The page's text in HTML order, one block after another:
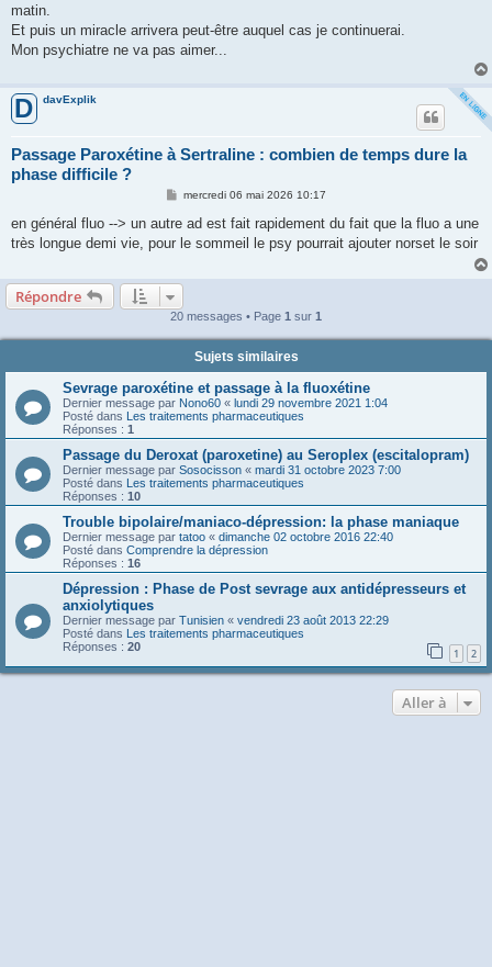
matin.
Et puis un miracle arrivera peut-être auquel cas je continuerai.
Mon psychiatre ne va pas aimer...
D davExplik
Passage Paroxétine à Sertraline : combien de temps dure la
phase difficile ?
M
s
a
mercredi 06 mai 2026 10:17
en général fluo --> un autre ad est fait rapidement du fait que la fluo a une
très longue demi vie, pour le sommeil le psy pourrait ajouter norset le soir
Répondre
20 messages • Page 1 sur 1
Sujets similaires
Sevrage paroxétine et passage à la fluoxétine
Dernier message par Nono60 « lundi 29 novembre 2021 1:04
Posté dans Les traitements pharmaceutiques
Réponses : 1
Passage du Deroxat (paroxetine) au Seroplex (escitalopram)
Dernier message par Sosocisson « mardi 31 octobre 2023 7:00
Posté dans Les traitements pharmaceutiques
Réponses : 10
Trouble bipolaire/maniaco-dépression: la phase maniaque
Dernier message par tatoo « dimanche 02 octobre 2016 22:40
Posté dans Comprendre la dépression
Réponses : 16
Dépression : Phase de Post sevrage aux antidépresseurs et
anxiolytiques
Dernier message par Tunisien « vendredi 23 août 2013 22:29
Posté dans Les traitements pharmaceutiques
Réponses : 20 1 2
Aller à